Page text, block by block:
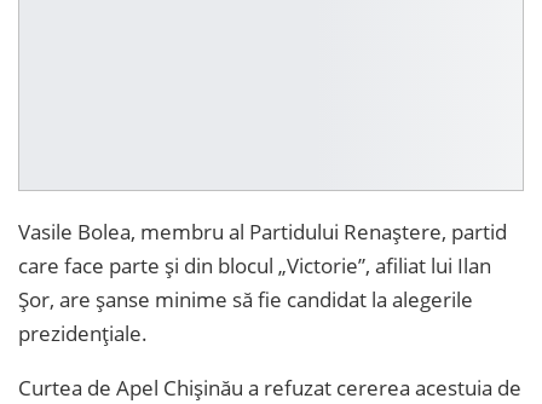
Vasile Bolea, membru al Partidului Renaștere, partid
care face parte și din blocul „Victorie”, afiliat lui Ilan
Șor, are șanse minime să fie candidat la alegerile
prezidențiale.
Curtea de Apel Chișinău a refuzat cererea acestuia de